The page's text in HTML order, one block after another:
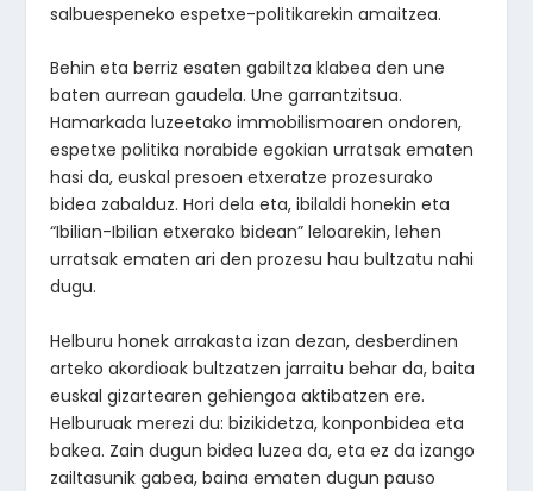
salbuespeneko espetxe-politikarekin amaitzea.
Behin eta berriz esaten gabiltza klabea den une
baten aurrean gaudela. Une garrantzitsua.
Hamarkada luzeetako immobilismoaren ondoren,
espetxe politika norabide egokian urratsak ematen
hasi da, euskal presoen etxeratze prozesurako
bidea zabalduz. Hori dela eta, ibilaldi honekin eta
“Ibilian-Ibilian etxerako bidean” leloarekin, lehen
urratsak ematen ari den prozesu hau bultzatu nahi
dugu.
Helburu honek arrakasta izan dezan, desberdinen
arteko akordioak bultzatzen jarraitu behar da, baita
euskal gizartearen gehiengoa aktibatzen ere.
Helburuak merezi du: bizikidetza, konponbidea eta
bakea. Zain dugun bidea luzea da, eta ez da izango
zailtasunik gabea, baina ematen dugun pauso